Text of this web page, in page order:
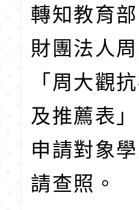
轉知教育
財團法人
「周大觀
及推薦表
申請對象
請查照。